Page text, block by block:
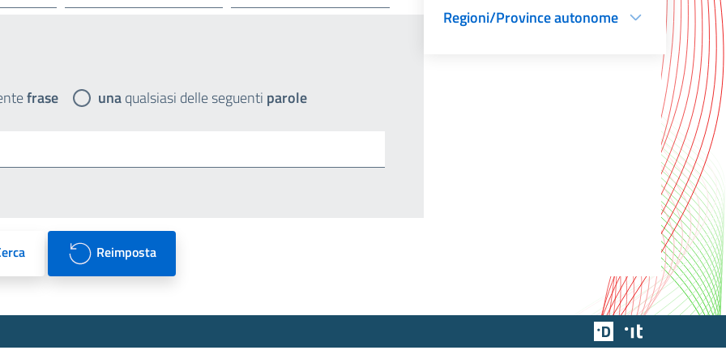
frase unaqualsiasi delle seguenti parole
Reimposta
Regioni/Province autonome
Team Digitale